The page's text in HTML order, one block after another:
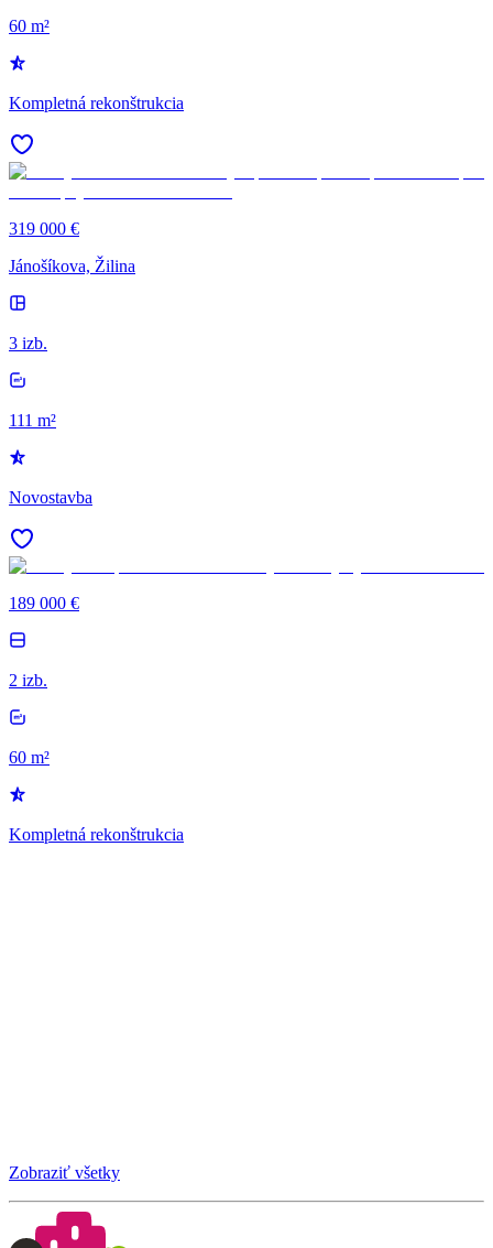
60 m²
Kompletná rekonštrukcia
319 000 €
Jánošíkova, Žilina
3 izb.
111 m²
Novostavba
189 000 €
2 izb.
60 m²
Kompletná rekonštrukcia
Zobraziť všetky